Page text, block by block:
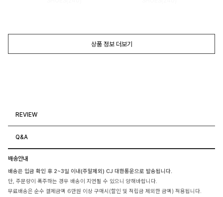
상품 정보 더보기
REVIEW
Q&A
배송안내
배송은 입금 확인 후 2~3일 이내(주말제외) CJ 대한통운으로 발송됩니다.
단, 주문량이 폭주하는 경우 배송이 지연될 수 있으니 양해바랍니다.
무료배송은 순수 결제금액 6만원 이상 구매시(할인 및 적립금 제외한 금액) 적용됩니다.